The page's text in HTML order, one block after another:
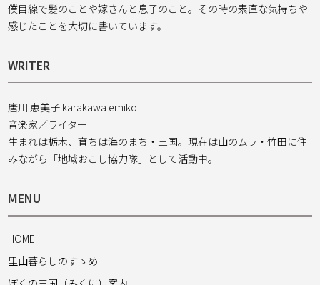
僕目線で髪のことや嫁さんと息子のこと。その時の素直な気持ちや
感じたことを大切に書いています。
WRITER
唐川 恵美子 karakawa emiko
音楽家／ライター
生まれは栃木、育ちは海のまち・三国。現在は山のムラ・竹田に住
みながら「地域おこし協力隊」として活動中。
MENU
HOME
里山暮らしのすゝめ